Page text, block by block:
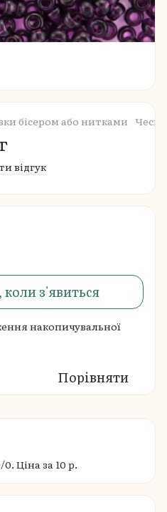
бісером або нитками
відгук
з'явиться
накопичувальної
Порівняти
Ціна за 10 р.